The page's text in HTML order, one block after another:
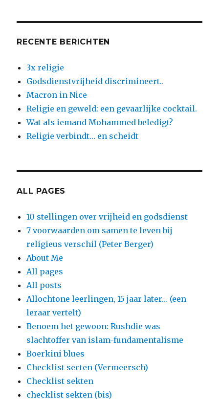
RECENTE BERICHTEN
3x religie
Godsdienstvrijheid discrimineert..
Macron in Nice
Religie en geweld: een gevaarlijke cocktail.
Wat als iemand Mohammed beledigt?
Religie verbindt… en scheidt
ALL PAGES
10 stellingen over vrijheid en godsdienst
7 voorwaarden om samen te leven bij
religieus verschil (Peter Berger)
About Me
All pages
All posts
Allochtone leerlingen, 15 jaar later… (een
leraar vertelt)
Benoem het gewoon: Rushdie was
slachtoffer van islam-fundamentalisme
Boerkini blues
Checklist secten (Vermeersch)
Checklist sekten
checklist sekten (bis)